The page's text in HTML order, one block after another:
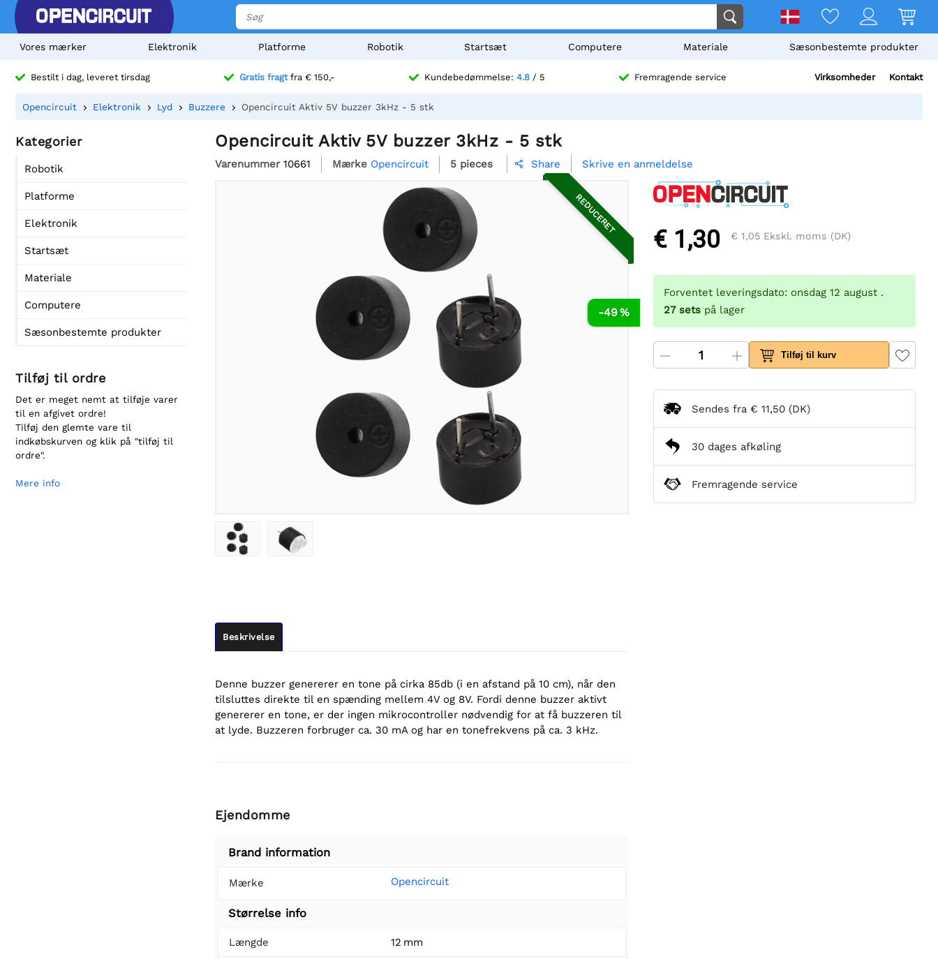
Vores mærker Elektronik Platforme Robotik Startsæt Computere Materiale Sæsonbestemte produkter
Bestilt i dag, leveret tirsdag Gratis fragtfra € 150,- Kundebedømmelse: 4.8 / 5 Fremragende service Virksomheder Kontakt
Opencircuit Elektronik Lyd Buzzere Opencircuit Aktiv 5V buzzer 3kHz - 5 stk
Kategorier
Robotik
Platforme
Elektronik
Startsæt
Materiale
Computere
Sæsonbestemte produkter
Tilføj til ordre
Det er meget nemt at tilføje varer
til en afgivet ordre!
Tilføj den glemte vare til
indkøbskurven og klik på "tilføj til
ordre".
Mere info
Opencircuit Aktiv 5V buzzer 3kHz - 5 stk
Varenummer 10661 Mærke Opencircuit 5 pieces  Share Skrive en anmeldelse
-49 %
REDUCERET
Beskrivelse
Denne buzzer genererer en tone på cirka 85db (i en afstand på 10 cm), når den
tilsluttes direkte til en spænding mellem 4V og 8V. Fordi denne buzzer aktivt
genererer en tone, er der ingen mikrocontroller nødvendig for at få buzzeren til
at lyde. Buzzeren forbruger ca. 30 mA og har en tonefrekvens på ca. 3 kHz.
Ejendomme
Brand information
Mærke Opencircuit
Størrelse info
Længde 12 mm
€ 1,30 € 1,05 Ekskl. moms (DK)
Forventet leveringsdato: onsdag 12 august .
27sets på lager
Tilføj til kurv
Sendes fra € 11,50 (DK)
30 dages afkøling
Fremragende service